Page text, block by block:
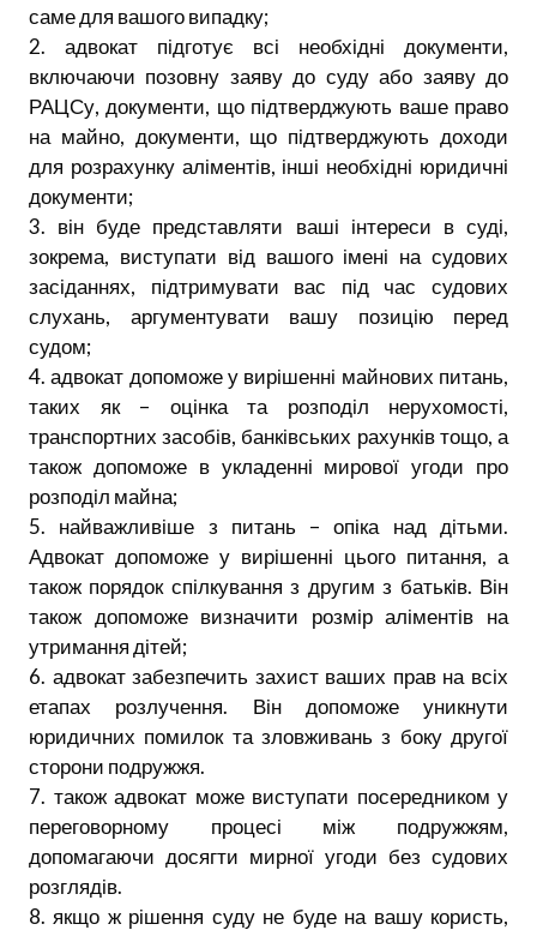
саме для вашого випадку;
2. адвокат підготує всі необхідні документи,
включаючи позовну заяву до суду або заяву до
РАЦСу, документи, що підтверджують ваше право
на майно, документи, що підтверджують доходи
для розрахунку аліментів, інші необхідні юридичні
документи;
3. він буде представляти ваші інтереси в суді,
зокрема, виступати від вашого імені на судових
засіданнях, підтримувати вас під час судових
слухань, аргументувати вашу позицію перед
судом;
4. адвокат допоможе у вирішенні майнових питань,
таких як – оцінка та розподіл нерухомості,
транспортних засобів, банківських рахунків тощо, а
також допоможе в укладенні мирової угоди про
розподіл майна;
5. найважливіше з питань – опіка над дітьми.
Адвокат допоможе у вирішенні цього питання, а
також порядок спілкування з другим з батьків. Він
також допоможе визначити розмір аліментів на
утримання дітей;
6. адвокат забезпечить захист ваших прав на всіх
етапах розлучення. Він допоможе уникнути
юридичних помилок та зловживань з боку другої
сторони подружжя.
7. також адвокат може виступати посередником у
переговорному процесі між подружжям,
допомагаючи досягти мирної угоди без судових
розглядів.
8. якщо ж рішення суду не буде на вашу користь,